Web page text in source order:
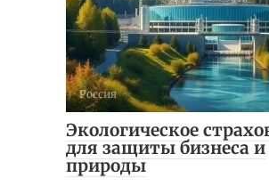
Россия
Экологическое
для защиты бизнеса и
природы